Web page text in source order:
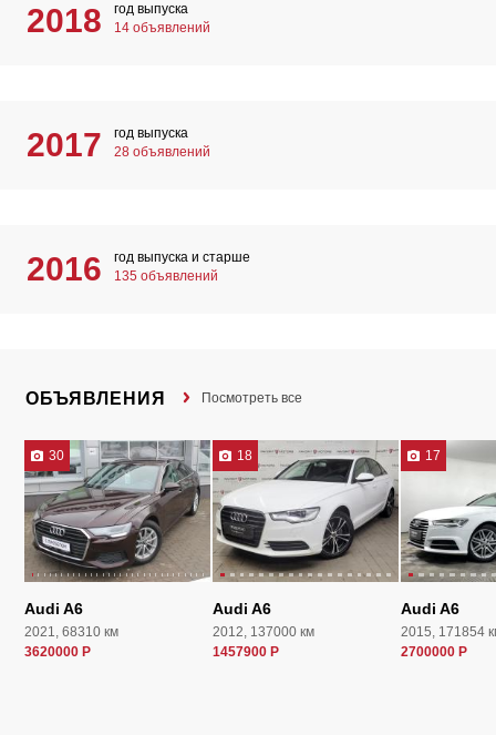
2018
год выпуска
14 объявлений
2017
год выпуска
28 объявлений
2016
год выпуска и старше
135 объявлений
ОБЪЯВЛЕНИЯ Посмотреть все
30
Audi A6
2021, 68310 км
3620000 Р
18
Audi A6
2012, 137000 км
1457900 Р
17
Audi A6
2015, 171854
2700000 Р